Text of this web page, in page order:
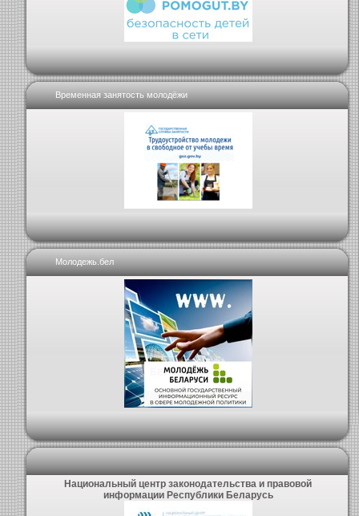
Временная занятость молодёжи
Молодежь.бел
Национальный центр законодательства и правовой
информации Республики Беларусь